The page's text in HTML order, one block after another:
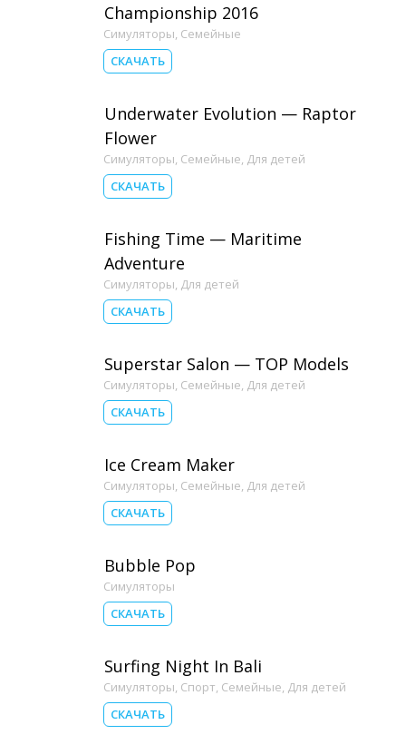
Championship 2016
Симуляторы, Семейные
СКАЧАТЬ
Underwater Evolution — Raptor
Flower
Симуляторы, Семейные, Для детей
СКАЧАТЬ
Fishing Time — Maritime
Adventure
Симуляторы, Для детей
СКАЧАТЬ
Superstar Salon — TOP Models
Симуляторы, Семейные, Для детей
СКАЧАТЬ
Ice Cream Maker
Симуляторы, Семейные, Для детей
СКАЧАТЬ
Bubble Pop
Симуляторы
СКАЧАТЬ
Surfing Night In Bali
Симуляторы, Спорт, Семейные, Для детей
СКАЧАТЬ